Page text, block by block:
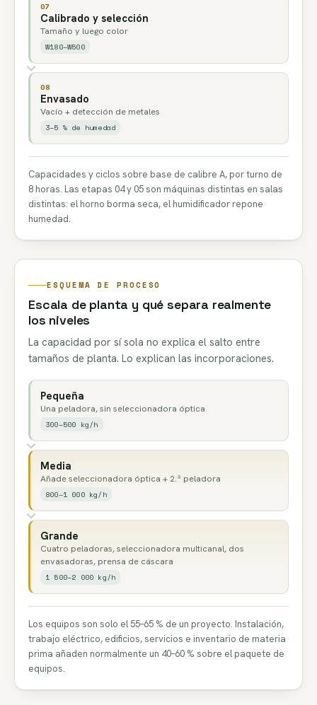
07
Calibrado y selección
Tamaño y luego color
W180–W500
08
Envasado
Vacío + detección de metales
3–5 % de humedad
Capacidades y ciclos sobre base de calibre A, por turno de
8 horas. Las etapas 04 y 05 son máquinas distintas en salas
distintas: el horno borma seca, el humidificador repone
humedad.
ESQUEMA DE PROCESO
Escala de planta y qué separa realmente
los niveles
La capacidad por sí sola no explica el salto entre
tamaños de planta. Lo explican las incorporaciones.
Pequeña
Una peladora, sin seleccionadora óptica
300–500 kg/h
Media
Añade seleccionadora óptica + 2.ª peladora
800–1 000 kg/h
Grande
Cuatro peladoras, seleccionadora multicanal, dos
envasadoras, prensa de cáscara
1 500–2 000 kg/h
Los equipos son solo el 55–65 % de un proyecto. Instalación,
trabajo eléctrico, edificios, servicios e inventario de materia
prima añaden normalmente un 40–60 % sobre el paquete de
equipos.